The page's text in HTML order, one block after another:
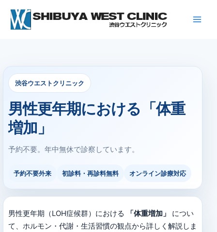
渋谷ウエストクリニック
男性更年期における「体重
増加」
予約不要。年中無休で診察しています。
予約不要外来 初診料・再診料無料 オンライン診療対応
男性更年期（LOH症候群）における 「体重増加」
につい
て、ホルモン・代謝・生活習慣の観点から詳しく解説しま